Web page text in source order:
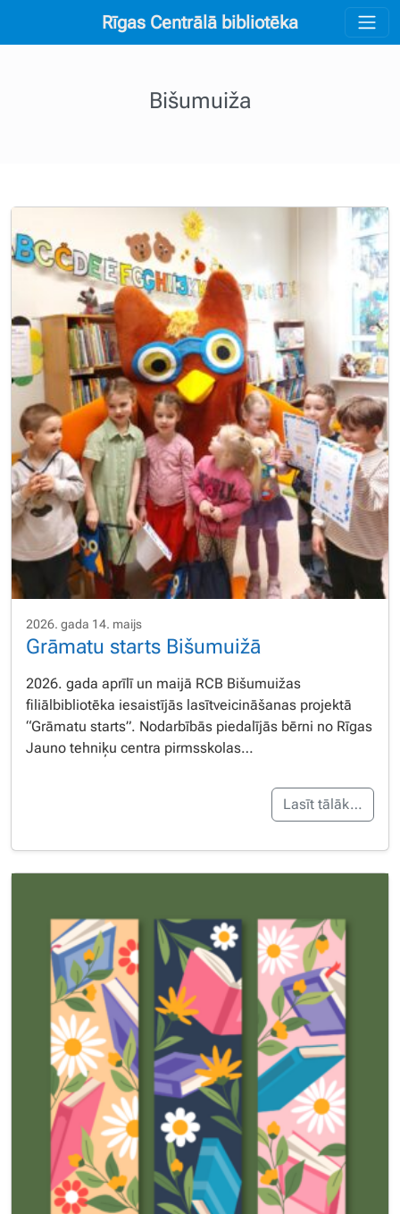
Rīgas Centrālā bibliotēka
Bišumuiža
2026. gada 14. maijs
Grāmatu starts Bišumuižā
2026. gada aprīlī un maijā RCB Bišumuižas
filiālbibliotēka iesaistījās lasītveicināšanas projektā
“Grāmatu starts”. Nodarbībās piedalījās bērni no Rīgas
Jauno tehniķu centra pirmsskolas…
Lasīt tālāk…